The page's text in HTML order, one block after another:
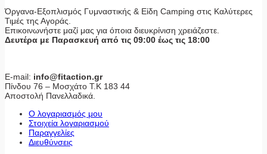
Όργανα-Εξοπλισμός Γυμναστικής & Είδη Camping στις Καλύτερες
Τιμές της Αγοράς.
Επικοινωνήστε μαζί μας για όποια διευκρίνιση χρειάζεστε.
Δευτέρα με Παρασκευή από τις 09:00 έως τις 18:00
E-mail: info@fitaction.gr
Πίνδου 76 – Μοσχάτο Τ.Κ 183 44
Αποστολή Πανελλαδικά.
Ο λογαριασμός μου
Στοιχεία λογαριασμού
Παραγγελίες
Διευθύνσεις